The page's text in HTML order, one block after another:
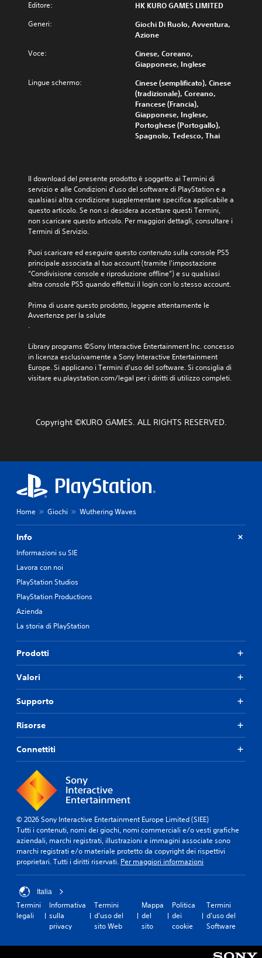
Editore: HK KURO GAMES LIMITED
Generi:
Giochi Di Ruolo, Avventura,
Azione
Voce:
Cinese, Coreano,
Giapponese, Inglese
Lingue schermo:
Cinese (semplificato), Cinese
(tradizionale), Coreano,
Francese (Francia),
Giapponese, Inglese,
Portoghese (Portogallo),
Spagnolo, Tedesco, Thai
Il download del presente prodotto è soggetto ai Termini di
servizio e alle Condizioni d'uso del software di PlayStation e a
qualsiasi altra condizione supplementare specifica applicabile a
questo articolo. Se non si desidera accettare questi Termini,
non scaricare questo articolo. Per maggiori dettagli, consultare i
Termini di Servizio.
Puoi scaricare ed eseguire questo contenuto sulla console PS5
principale associata al tuo account (tramite l'impostazione
“Condivisione console e riproduzione offline”) e su qualsiasi
altra console PS5 quando effettui il login con lo stesso account.
Prima di usare questo prodotto, leggere attentamente le
Avvertenze per la salute
.
Library programs ©Sony Interactive Entertainment Inc. concesso
in licenza esclusivamente a Sony Interactive Entertainment
Europe. Si applicano i Termini d'uso del software. Si consiglia di
visitare eu.playstation.com/legal per i diritti di utilizzo completi.
Copyright ©KURO GAMES. ALL RIGHTS RESERVED.
Home Giochi Wuthering Waves
Info
Informazioni su SIE
Lavora con noi
PlayStation Studios
PlayStation Productions
Azienda
La storia di PlayStation
Prodotti
Valori
Supporto
Risorse
Connettiti
© 2026 Sony Interactive Entertainment Europe Limited (SIEE)
Tutti i contenuti, nomi dei giochi, nomi commerciali e/o vesti grafiche
aziendali, marchi registrati, illustrazioni e immagini associate sono
marchi registrati e/o materiale protetto da copyright dei rispettivi
proprietari. Tutti i diritti riservati. Per maggiori informazioni
Italia
Termini
legali
Informativa
sulla
privacy
Termini
d'uso del
sito Web
Mappa
del
sito
Politica
dei
cookie
Termini
d'uso del
Software